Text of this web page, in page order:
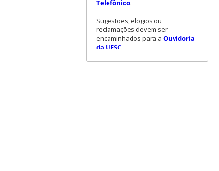
Telefônico.
Sugestões, elogios ou
reclamações devem ser
encaminhados para a Ouvidoria
da UFSC.